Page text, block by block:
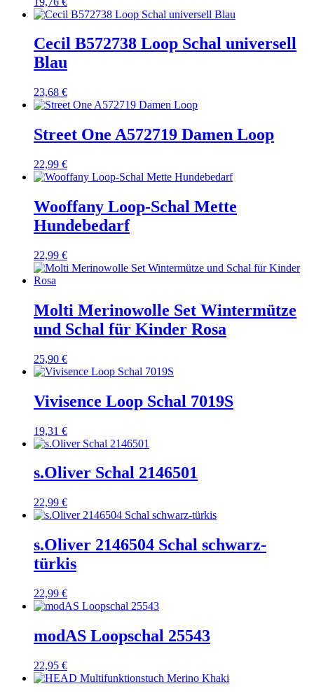
Cecil B572738 Loop Schal universell
Blau
23,68 €
Street One A572719 Damen Loop
22,99 €
Wooffany Loop-Schal Mette
Hundebedarf
22,99 €
Molti Merinowolle Set Wintermütze
und Schal für Kinder Rosa
25,90 €
Vivisence Loop Schal 7019S
19,31 €
s.Oliver Schal 2146501
22,99 €
s.Oliver 2146504 Schal schwarz-
türkis
22,99 €
modAS Loopschal 25543
22,95 €